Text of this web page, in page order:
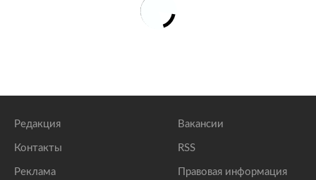
Редакция
Контакты
Реклама
Вакансии
RSS
Правовая информация